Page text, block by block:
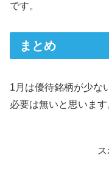
です。
まとめ
1月は優待銘柄が少な
必要は無いと思います